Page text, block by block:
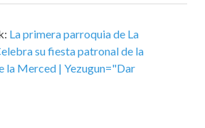
La primera parroquia de La
su fiesta patronal de la
la Merced | Yezugun="Dar